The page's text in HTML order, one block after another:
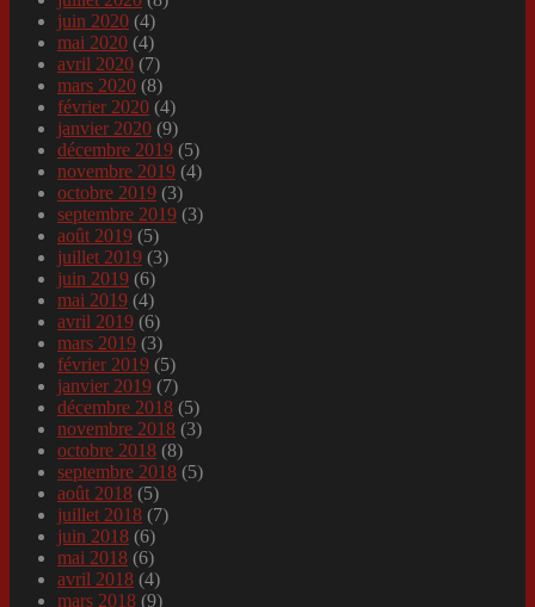
juin 2020 (4)
mai 2020 (4)
avril 2020 (7)
mars 2020 (8)
février 2020 (4)
janvier 2020 (9)
décembre 2019 (5)
novembre 2019 (4)
octobre 2019 (3)
septembre 2019 (3)
août 2019 (5)
juillet 2019 (3)
juin 2019 (6)
mai 2019 (4)
avril 2019 (6)
mars 2019 (3)
février 2019 (5)
janvier 2019 (7)
décembre 2018 (5)
novembre 2018 (3)
octobre 2018 (8)
septembre 2018 (5)
août 2018 (5)
juillet 2018 (7)
juin 2018 (6)
mai 2018 (6)
avril 2018 (4)
mars 2018 (9)